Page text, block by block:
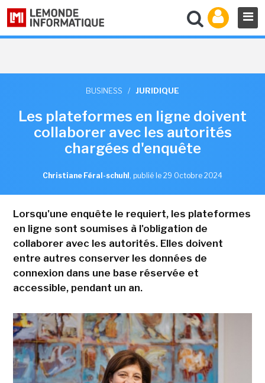
BUSINESS / JURIDIQUE
Les plateformes en ligne doivent
collaborer avec les autorités
chargées d'enquête
Christiane Féral-schuhl , publié le 29 Octobre 2024
Lorsqu'une enquête le requiert, les plateformes
en ligne sont soumises à l'obligation de
collaborer avec les autorités. Elles doivent
entre autres conserver les données de
connexion dans une base réservée et
accessible, pendant un an.